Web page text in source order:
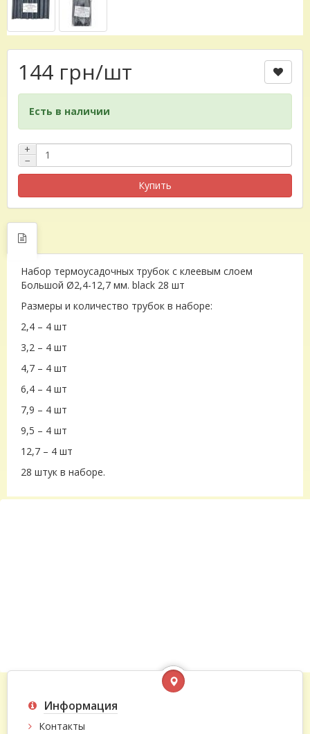
144 грн/шт
Есть в наличии
+
−
Купить
Набор термоусадочных трубок с клеевым слоем
Большой Ø2,4-12,7 мм. black 28 шт
Размеры и количество трубок в наборе:
2,4 – 4 шт
3,2 – 4 шт
4,7 – 4 шт
6,4 – 4 шт
7,9 – 4 шт
9,5 – 4 шт
12,7 – 4 шт
28 штук в наборе.
Информация
Контакты